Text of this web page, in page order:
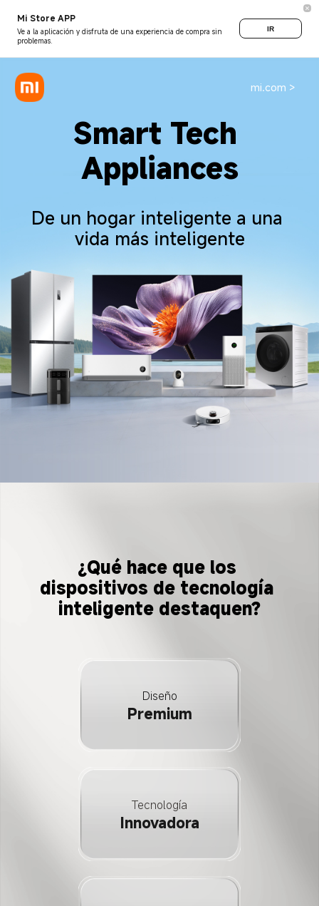
Mi Store APP
Ve a la aplicación y disfruta de una experiencia de compra sin
problemas.
IR
mi.com >
Smart Tech
Appliances
De un hogar inteligente a una
vida más inteligente
¿Qué hace que los
dispositivos de tecnología
inteligente destaquen?
Diseño
Premium
Tecnología
Innovadora